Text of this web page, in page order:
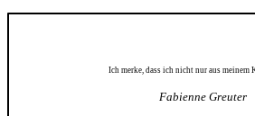
Ich merke, dass ich nicht nur aus meinem
Fabienne Greuter